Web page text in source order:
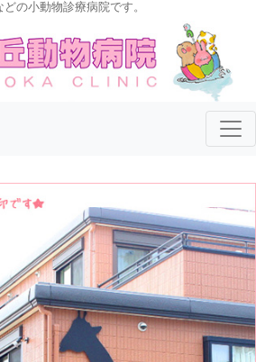
の小動物診療病院です。